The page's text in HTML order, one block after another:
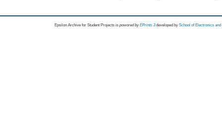
Epsilon Archive for Student Projects is powored byEPrints 3 developed by School of Electronics